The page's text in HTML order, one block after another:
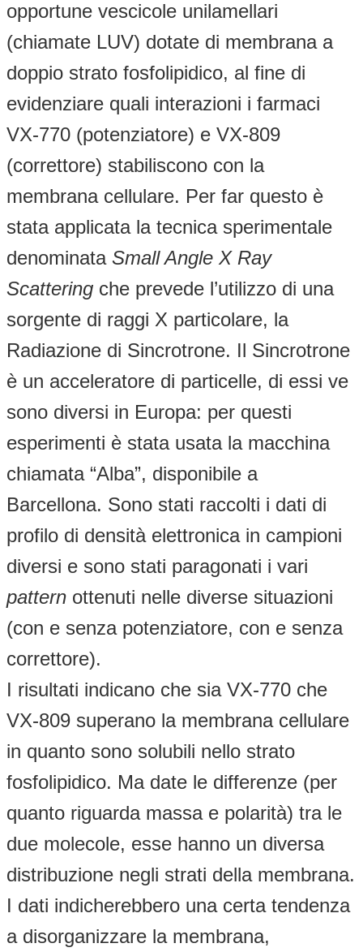
opportune vescicole unilamellari
(chiamate LUV) dotate di membrana a
doppio strato fosfolipidico, al fine di
evidenziare quali interazioni i farmaci
VX-770 (potenziatore) e VX-809
(correttore) stabiliscono con la
membrana cellulare. Per far questo è
stata applicata la tecnica sperimentale
denominata Small Angle X Ray
Scattering che prevede l’utilizzo di una
sorgente di raggi X particolare, la
Radiazione di Sincrotrone. Il Sincrotrone
è un acceleratore di particelle, di essi ve
sono diversi in Europa: per questi
esperimenti è stata usata la macchina
chiamata “Alba”, disponibile a
Barcellona. Sono stati raccolti i dati di
profilo di densità elettronica in campioni
diversi e sono stati paragonati i vari
pattern ottenuti nelle diverse situazioni
(con e senza potenziatore, con e senza
correttore).
I risultati indicano che sia VX-770 che
VX-809 superano la membrana cellulare
in quanto sono solubili nello strato
fosfolipidico. Ma date le differenze (per
quanto riguarda massa e polarità) tra le
due molecole, esse hanno un diversa
distribuzione negli strati della membrana.
I dati indicherebbero una certa tendenza
a disorganizzare la membrana,